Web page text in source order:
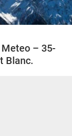
– 35-
Blanc.